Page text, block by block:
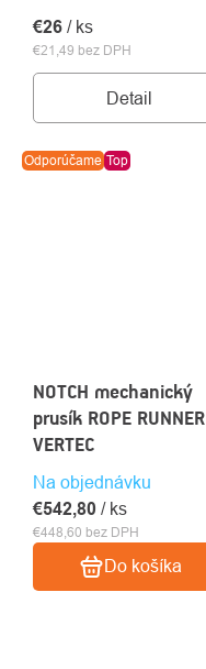
€21,49 bez DPH
€26 / ks
Detail
Odporúčame Top
NOTCH mechanický
prusík ROPE RUNNER
VERTEC
Na objednávku
€448,60 bez DPH
€542,80 / ks
Do košíka